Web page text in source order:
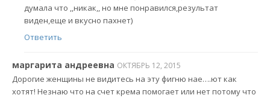
думала что ,,никак,, но мне понравился,результат
виден,еще и вкусно пахнет)
Ответить
маргарита андреевна ОКТЯБРЬ 12, 2015
Дорогие женщины не видитесь на эту фигню нае….ют как
хотят! Незнаю что на счет крема помогает или нет потому что